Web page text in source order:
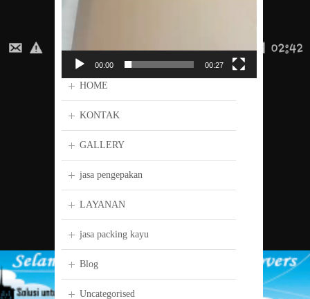
00:00 00:27
HOME
KONTAK
GALLERY
jasa pengepakan
LAYANAN
jasa packing kayu
Blog
Uncategorised